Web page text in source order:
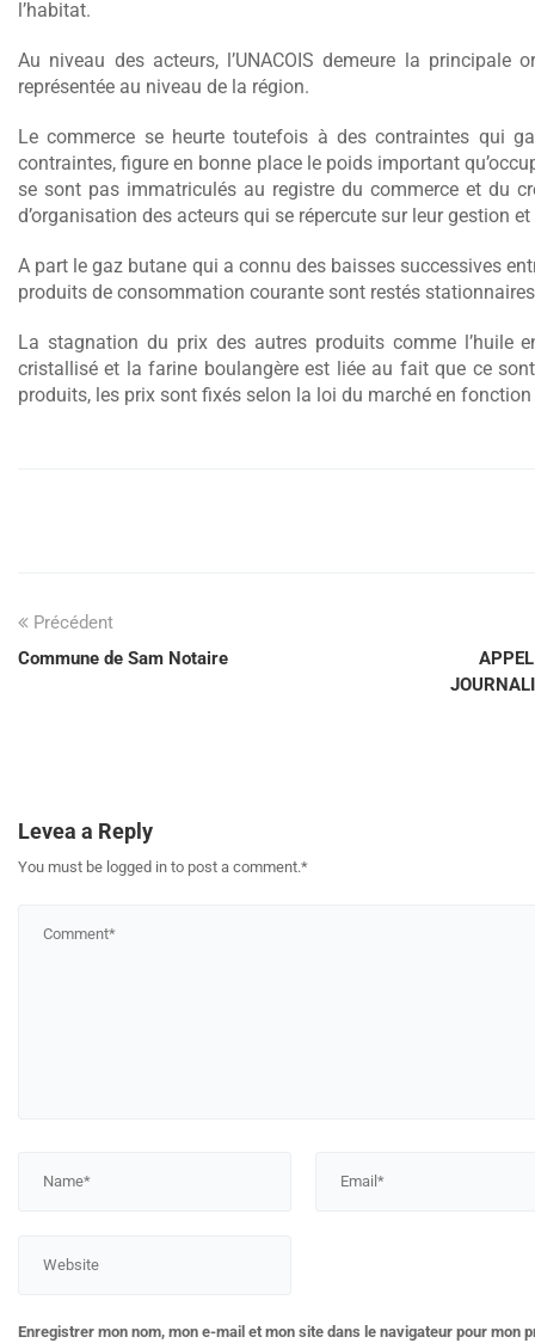
l’habitat.
Au niveau des acteurs, l’UNACOIS demeure la principale
représentée au niveau de la région.
Le commerce se heurte toutefois à des contraintes qui
contraintes, figure en bonne place le poids important
se sont pas immatriculés au registre du commerce et du
d’organisation des acteurs qui se répercute sur leur gestion
A part le gaz butane qui a connu des baisses successives
produits de consommation courante sont restés
La stagnation du prix des autres produits comme l’huile
cristallisé et la farine boulangère est liée au fait que ce
produits, les prix sont fixés selon la loi du marché en fonction
Précédent
Commune de Sam Notaire
Levea a Reply
You must be logged in to post a comment.*
Enregistrer mon nom, mon e-mail et mon site dans le navigateur pour mon